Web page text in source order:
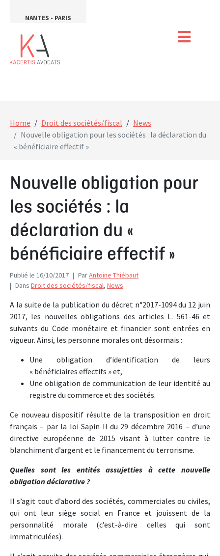
NANTES - PARIS
Home Droit des sociétés/fiscal
News
Nouvelle obligation pour les sociétés : la déclaration du
« bénéficiaire effectif »
Nouvelle obligation pour
les sociétés : la
déclaration du «
bénéficiaire effectif »
Publié le 16/10/2017 ParAntoine Thiébaut
Dans Droit des sociétés/fiscal, News
A la suite de la publication du décret n°2017-1094 du 12 juin
2017, les nouvelles obligations des articles L. 561-46 et
suivants du Code monétaire et financier sont entrées en
vigueur. Ainsi, les personne morales ont désormais :
Une obligation d’identification de leurs
« bénéficiaires effectifs » et,
Une obligation de communication de leur identité au
registre du commerce et des sociétés.
Ce nouveau dispositif résulte de la transposition en droit
français – par la loi Sapin II du 29 décembre 2016 – d’une
directive européenne de 2015 visant à lutter contre le
blanchiment d’argent et le financement du terrorisme.
Quelles sont les entités assujetties à cette nouvelle
obligation déclarative ?
Il s’agit tout d’abord des sociétés, commerciales ou civiles,
qui ont leur siège social en France et jouissent de la
personnalité morale (c’est-à-dire celles qui sont
immatriculées).